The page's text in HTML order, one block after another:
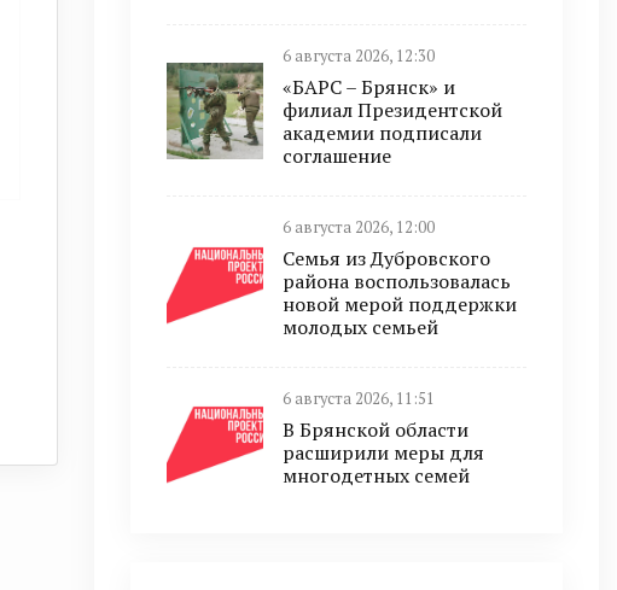
6 августа 2026, 12:30
«БАРС – Брянск» и
филиал Президентской
академии подписали
соглашение
6 августа 2026, 12:00
Семья из Дубровского
района воспользовалась
новой мерой поддержки
молодых семьей
6 августа 2026, 11:51
В Брянской области
расширили меры для
многодетных семей